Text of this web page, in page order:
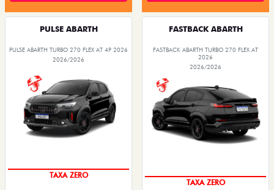
PULSE ABARTH
PULSE ABARTH TURBO 270 FLEX AT 4P 2026
2026/2026
TAXA ZERO
FASTBACK ABARTH
FASTBACK ABARTH TURBO 270 FLEX AT
2026
2026/2026
TAXA ZERO